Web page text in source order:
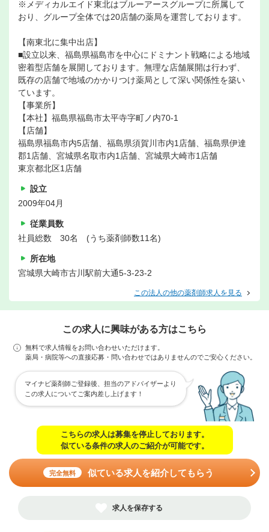
※メディカルエイド東北はブルーアースグループに所属して
おり、グループ全体では20店舗の薬局を運営しております。
【南東北に集中出店】
■設立以来、福島県福島市を中心にドミナント戦略による地域
密着型店舗を展開しております。無理な店舗展開は行わず、
既存の店舗で地域のかかりつけ薬局として深い関係性を築い
ています。
【事業所】
【本社】福島県福島市太平寺字町ノ内70-1
【店舗】
福島県福島市内5店舗、福島県須賀川市内1店舗、福島県伊達
郡1店舗、宮城県名取市内1店舗、宮城県大崎市1店舗
東京都北区1店舗
設立
2009年04月
従業員数
社員総数 30名 (うち薬剤師数11名)
所在地
宮城県大崎市古川駅前大通5-3-23-2
この法人の他の薬剤師求人を見る
この求人に興味がある方はこちら
無料で求人情報をお問い合わせいただけます。
薬局・病院等への直接応募・問い合わせではありませんのでご安心ください。
マイナビ薬剤師ご登録後、担当のアドバイザーより
この求人についてご案内差し上げます！
こちらの求人は募集を停止しております。
似ている条件の求人のご紹介が可能です。
完全無料 似ている求人を紹介してもらう
求人を保存する